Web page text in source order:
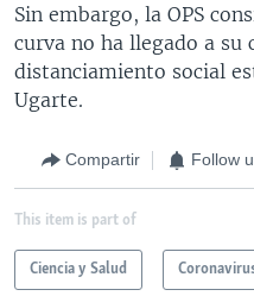
Sin embargo, la OPS
curva no ha llegado a su
distanciamiento social
Ugarte.
Compartir Follow
This item is part of
Ciencia y Salud